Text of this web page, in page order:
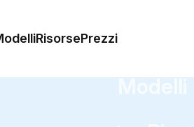
RisorsePrezzi